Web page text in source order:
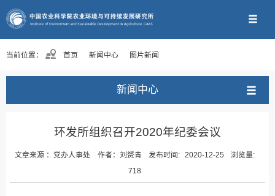
当前位置： 首页 新闻中心 图片新闻
新闻中心
环发所组织召开2020年纪委会议
文章来源 ：党办人事处 作者： 刘赟青 发布时间: 2020-12-25
浏览量:
718